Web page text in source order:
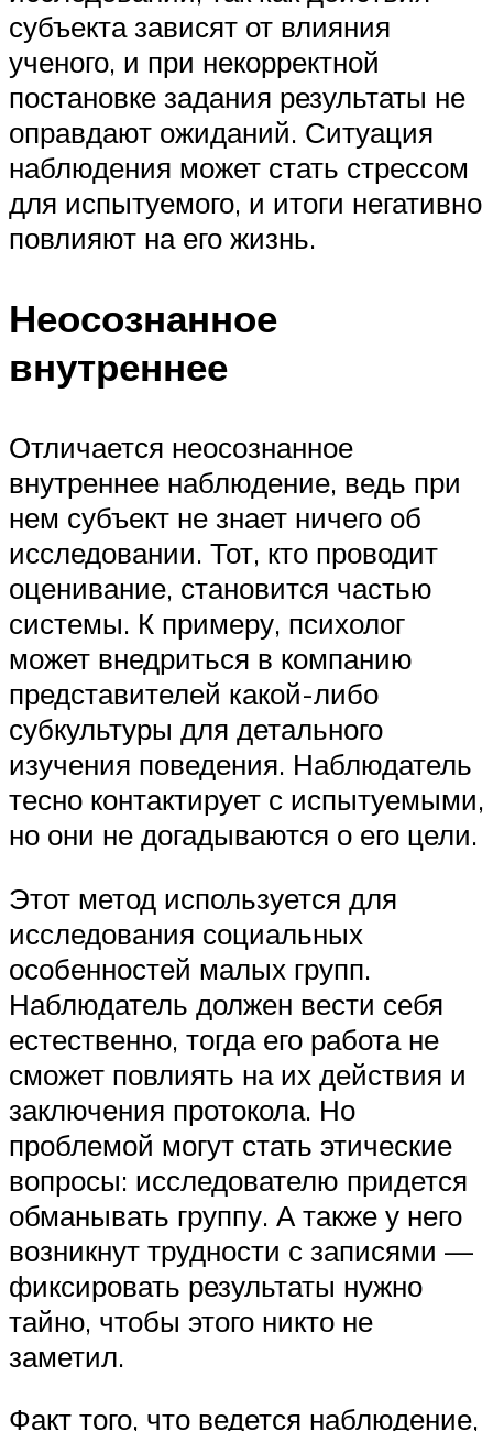
субъекта зависят от влияния
ученого, и при некорректной
постановке задания результаты не
оправдают ожиданий. Ситуация
наблюдения может стать стрессом
для испытуемого, и итоги негативно
повлияют на его жизнь.
Неосознанное
внутреннее
Отличается неосознанное
внутреннее наблюдение, ведь при
нем субъект не знает ничего об
исследовании. Тот, кто проводит
оценивание, становится частью
системы. К примеру, психолог
может внедриться в компанию
представителей какой-либо
субкультуры для детального
изучения поведения. Наблюдатель
тесно контактирует с испытуемыми,
но они не догадываются о его цели.
Этот метод используется для
исследования социальных
особенностей малых групп.
Наблюдатель должен вести себя
естественно, тогда его работа не
сможет повлиять на их действия и
заключения протокола. Но
проблемой могут стать этические
вопросы: исследователю придется
обманывать группу. А также у него
возникнут трудности с записями —
фиксировать результаты нужно
тайно, чтобы этого никто не
заметил.
Факт того, что ведется наблюдение,